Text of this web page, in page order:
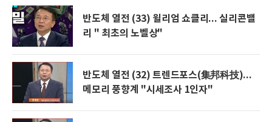
반도체 열전 (33) 윌리엄 쇼클리... 실리콘밸
리 " 최초의 노벨상"
반도체 열전 (32) 트렌드포스(集邦科技)...
메모리 풍향계 "시세조사 1인자"